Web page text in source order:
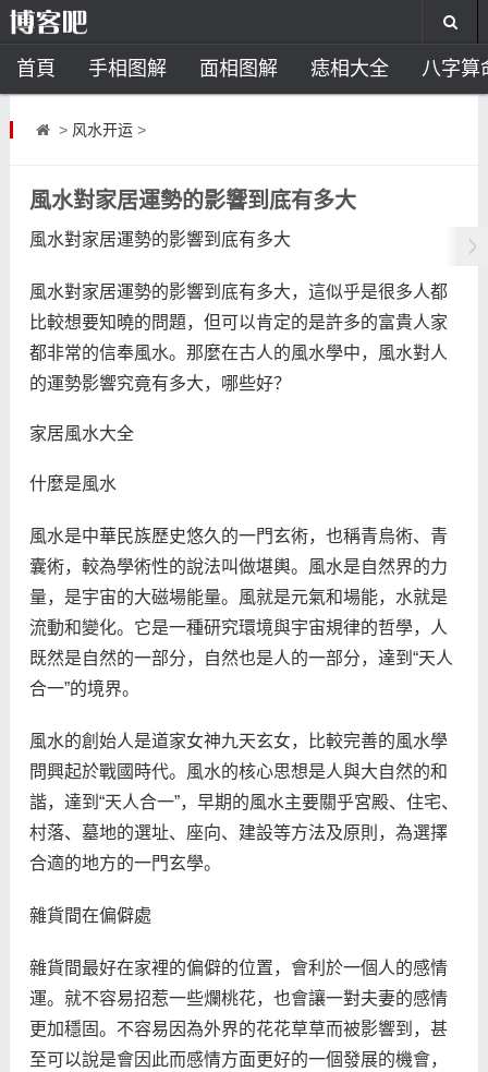
首頁 手相图解 面相图解 痣相大全 八字算
风水开运 助运饰品
> 风水开运>
風水對家居運勢的影響到底有多大
風水對家居運勢的影響到底有多大
風水對家居運勢的影響到底有多大，這似乎是很多人都
比較想要知曉的問題，但可以肯定的是許多的富貴人家
都非常的信奉風水。那麼在古人的風水學中，風水對人
的運勢影響究竟有多大，哪些好？
家居風水大全
什麼是風水
風水是中華民族歷史悠久的一門玄術，也稱青烏術、青
囊術，較為學術性的說法叫做堪輿。風水是自然界的力
量，是宇宙的大磁場能量。風就是元氣和場能，水就是
流動和變化。它是一種研究環境與宇宙規律的哲學，人
既然是自然的一部分，自然也是人的一部分，達到“天人
合一”的境界。
風水的創始人是道家女神九天玄女，比較完善的風水學
問興起於戰國時代。風水的核心思想是人與大自然的和
諧，達到“天人合一”，早期的風水主要關乎宮殿、住宅、
村落、墓地的選址、座向、建設等方法及原則，為選擇
合適的地方的一門玄學。
雜貨間在偏僻處
雜貨間最好在家裡的偏僻的位置，會利於一個人的感情
運。就不容易招惹一些爛桃花，也會讓一對夫妻的感情
更加穩固。不容易因為外界的花花草草而被影響到，甚
至可以說是會因此而感情方面更好的一個發展的機會，